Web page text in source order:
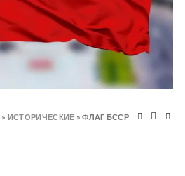
» ИСТОРИЧЕСКИЕ »ФЛАГ БССР